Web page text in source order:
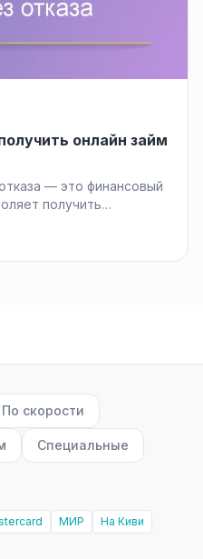
онлайн займ
— это финансовый
получить
По скорости
Специальные
МИР
На Киви